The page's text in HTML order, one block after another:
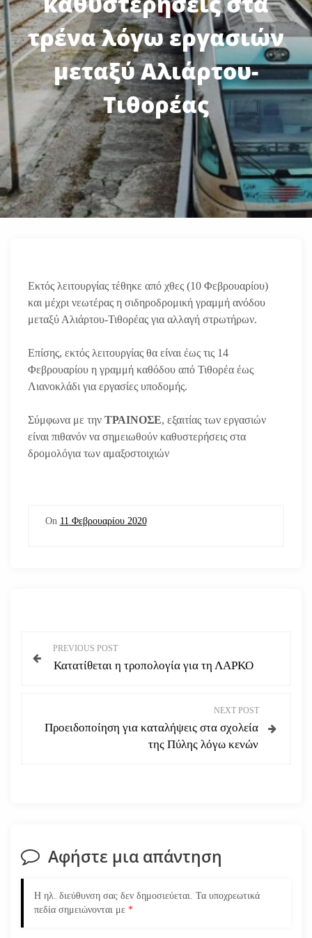
τρένα λόγω εργασιών
μεταξύ Αλιάρτου-
Τιθορέας
Εκτός λειτουργίας τέθηκε από χθες (10 Φεβρουαρίου)
και μέχρι νεωτέρας η σιδηροδρομική γραμμή ανόδου
μεταξύ Αλιάρτου-Τιθορέας για αλλαγή στρωτήρων.
Επίσης, εκτός λειτουργίας θα είναι έως τις 14
Φεβρουαρίου η γραμμή καθόδου από Τιθορέα έως
Λιανοκλάδι για εργασίες υποδομής.
Σύμφωνα με την ΤΡΑΙΝΟΣΕ, εξαιτίας των εργασιών
είναι πιθανόν να σημειωθούν καθυστερήσεις στα
δρομολόγια των αμαξοστοιχιών
On 11 Φεβρουαρίου 2020
η
ρ
PREVIOUS POST
Κατατίθεται η τροπολογία για τη ΛΑΡΚΟ
NEXT POST
Προειδοποίηση για καταλήψεις στα σχολεία
της Πύλης λόγω κενών
Αφήστε μια απάντηση
Η ηλ. διεύθυνση σας δεν δημοσιεύεται. Τα υποχρεωτικά
πεδία σημειώνονται με *